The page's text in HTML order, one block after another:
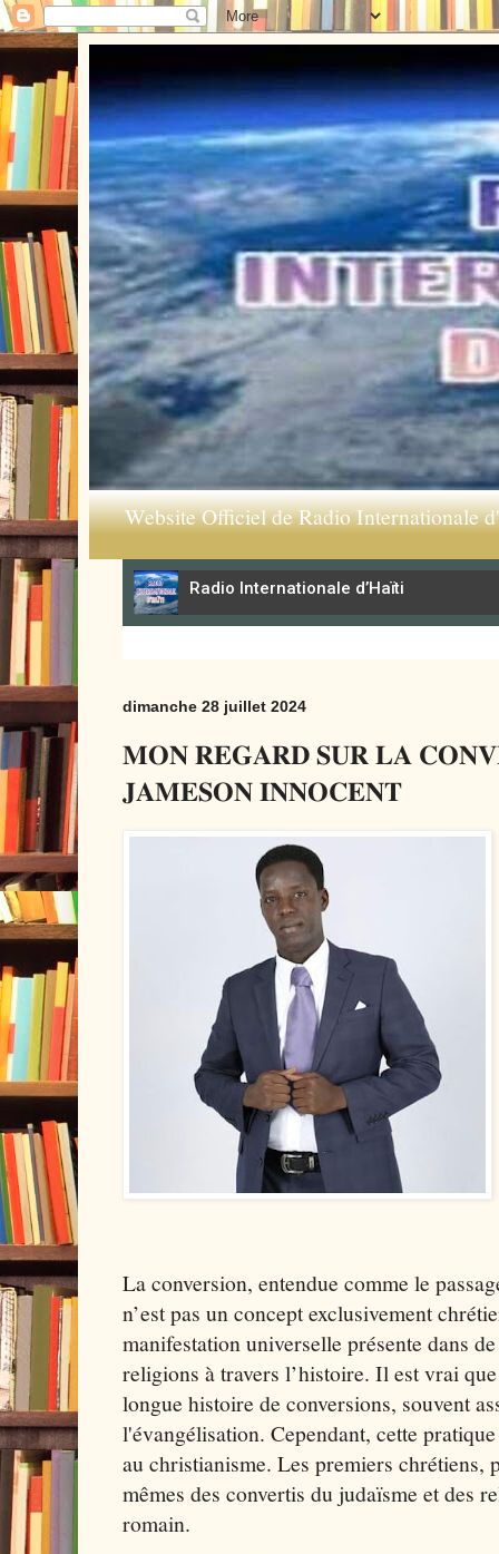
Website Officiel de Radio Internationale
dimanche 28 juillet 2024
𝐌𝐎𝐍 𝐑𝐄𝐆𝐀𝐑𝐃 𝐒𝐔𝐑 𝐋𝐀
𝐉𝐀𝐌𝐄𝐒𝐎𝐍 𝐈𝐍𝐍𝐎𝐂𝐄𝐍𝐓
La conversion, entendue comme le
n’est pas un concept exclusivement
manifestation universelle présente dans
religions à travers l’histoire. Il est vrai
longue histoire de conversions, souvent
l'évangélisation. Cependant, cette
au christianisme. Les premiers chrétiens,
mêmes des convertis du judaïsme et des
romain.